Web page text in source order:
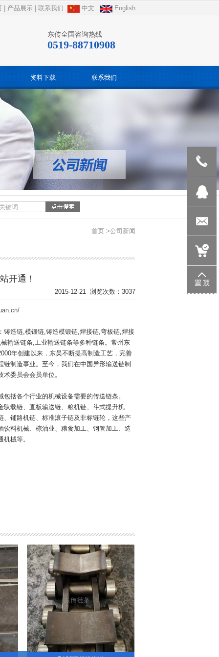
产品展示 联系我们 中文 English
东传全国咨询热线
0519-88710908
资料下载 联系我们
首页 >公司新闻
开通！
浏览次数：3037
2015-12-21
铸造链,模锻链,铸造模锻链,焊接链,弯板链,焊接
输送链条,工业输送链条等多种链条。常州东
年创建以来，东吴不断提高制造工艺，完善
制造事业。至今，我们在中国异形输送链制
委员会会员单位。
括各个行业的机械设备需要的传送链条。
载链、直板输送链、粮机链、斗式提升机
铺路机链、标准滚子链及非标链轮，这些产
料机械、棕油业、粮食加工、钢管加工、造
械等。
705533146